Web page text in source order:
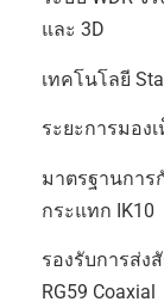
และ 3D
เทคโนโลยี
ระยะการมอง
มาตรฐานการ
กระแทก IK10
รองรับการส่ง
RG59 Coaxial